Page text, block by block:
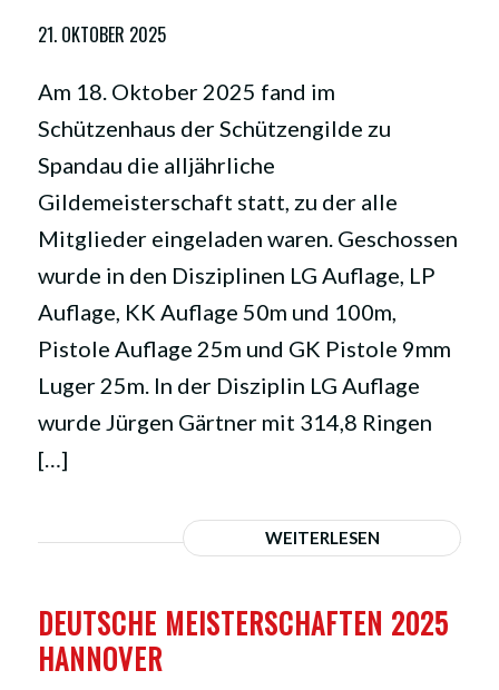
21. OKTOBER 2025
Am 18. Oktober 2025 fand im
Schützenhaus der Schützengilde zu
Spandau die alljährliche
Gildemeisterschaft statt, zu der alle
Mitglieder eingeladen waren. Geschossen
wurde in den Disziplinen LG Auflage, LP
Auflage, KK Auflage 50m und 100m,
Pistole Auflage 25m und GK Pistole 9mm
Luger 25m. In der Disziplin LG Auflage
wurde Jürgen Gärtner mit 314,8 Ringen
[…]
WEITERLESEN
DEUTSCHE MEISTERSCHAFTEN 2025
HANNOVER